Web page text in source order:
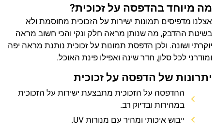
מה מיוחד בהדפסה על זכוכית?
אצלנו מדפיסים תמונות ישירות על הזכוכית מחוסמת ולא
בשיטת ההדבק, מה שנותן מראה חלק ונקי והכי חשוב מראה
יוקרתי ושונה. ולכן הדפסת תמונות על זכוכית נותנת מראה יפה
ומודרני לכל סלון, חדר שינה ואפילו פינת האוכל.
יתרונות של הדפסה על זכוכית
ההדפסה על הזכוכית מתבצעת ישירות על הזכוכית
במהירות ובדיוק רב.
ייבוש איכותי ומהיר עם מנורות UV.